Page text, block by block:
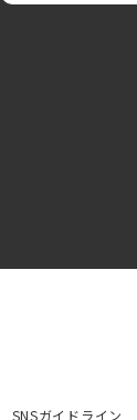
SNSガイドライン